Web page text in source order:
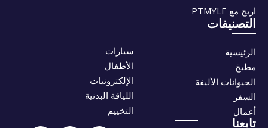
اربح مع PTMYLE
التصنيفات
الرئيسية
مطبخ
الحيوانات الأليفة
السفر
أعمال
سيارات
الأطفال
الإلكترونيات
اللياقة البدنية
التخييم
تابعنا